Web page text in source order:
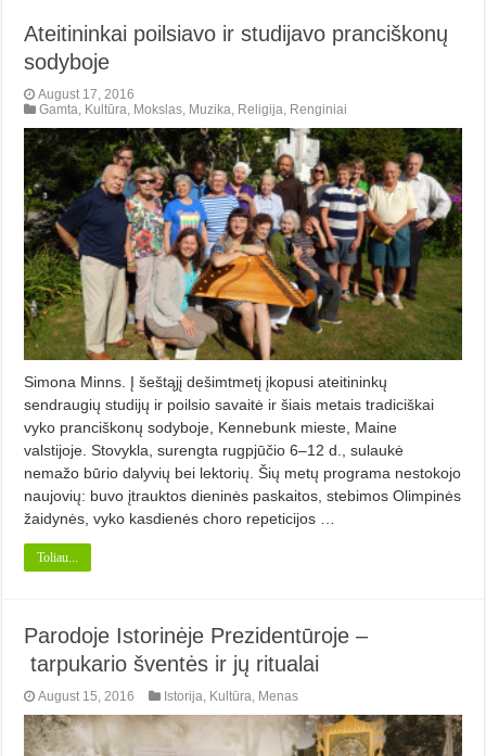
Ateitininkai poilsiavo ir studijavo pranciškonų
sodyboje
August 17, 2016
Gamta Kultūra Mokslas Muzika Religija Renginiai
Simona Minns. Į šeštąjį dešimtmetį įkopusi ateitininkų
sendraugių studijų ir poilsio savaitė ir šiais metais tradiciškai
vyko pranciškonų sodyboje, Kennebunk mieste, Maine
valstijoje. Stovykla, surengta rugpjūčio 6–12 d., sulaukė
nemažo būrio dalyvių bei lektorių. Šių metų programa nestokojo
naujovių: buvo įtrauktos dieninės paskaitos, stebimos Olimpinės
žaidynės, vyko kasdienės choro repeticijos …
Toliau...
Parodoje Istorinėje Prezidentūroje –
tarpukario šventės ir jų ritualai
August 15, 2016 Istorija, Kultūra, Menas